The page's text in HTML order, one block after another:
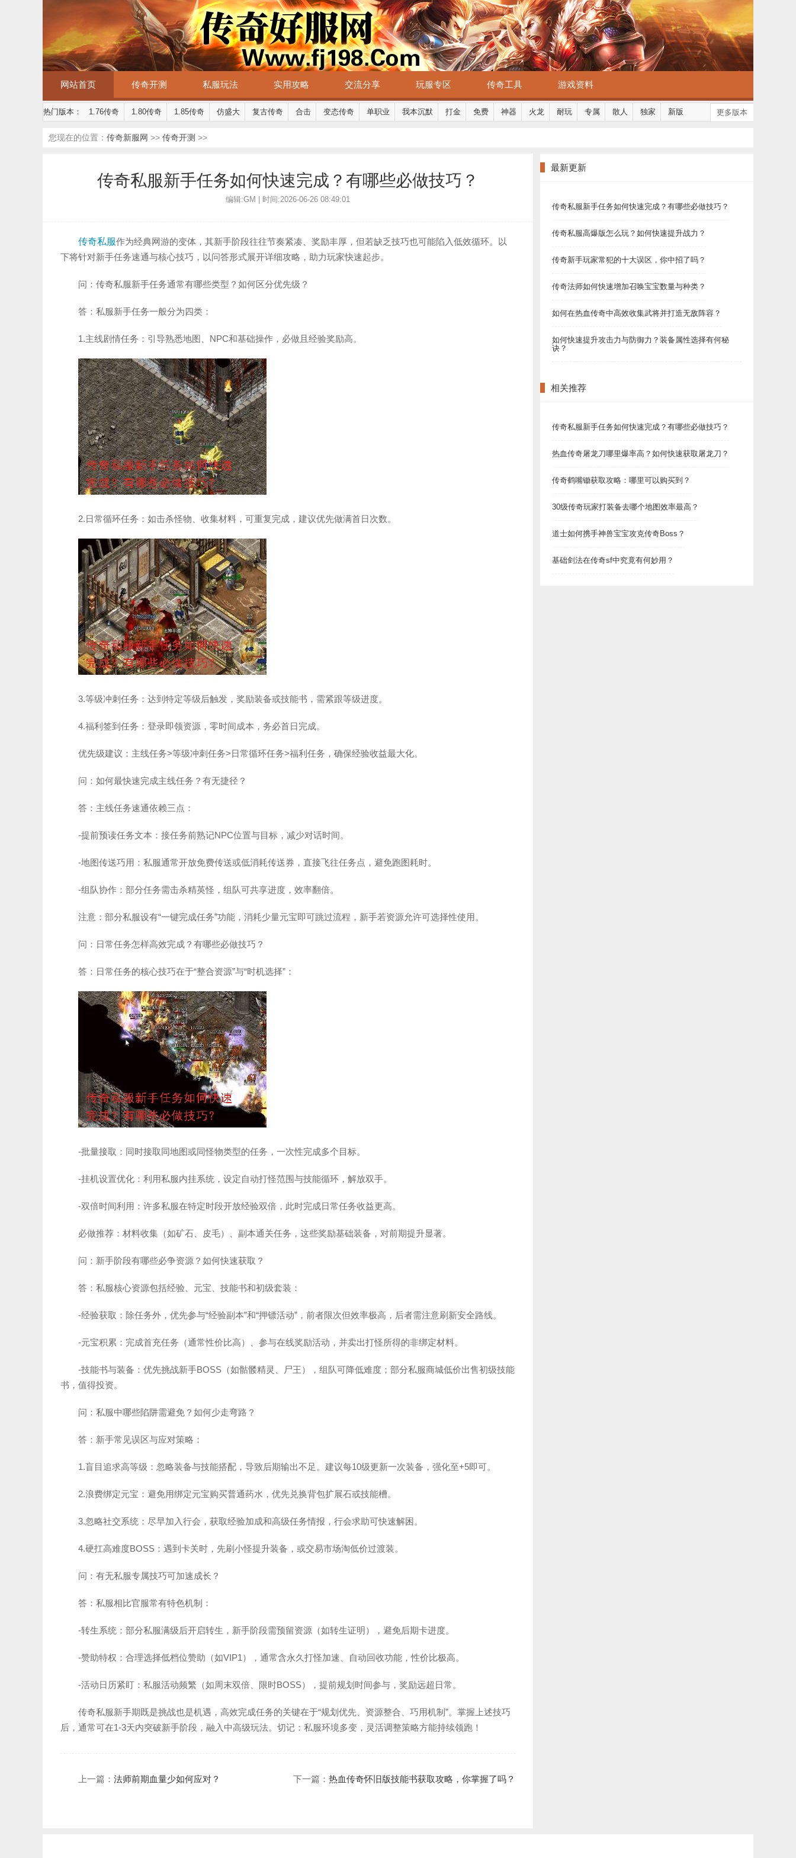
网站首页 传奇开测 私服玩法 实用攻略 交流分享 玩服专区 传奇工具 游戏资料
热门版本： 1.76传奇 1.80传奇 1.85传奇 仿盛大 复古传奇 合击 变态传奇 单职业 我本沉默 打金 免费 神器 火龙 耐玩 专属 散人 独家 新版 更多版本
您现在的位置： 传奇新服网 >> 传奇开测 >>
传奇私服新手任务如何快速完成？有哪些必做技巧？
编辑:GM | 时间:2026-06-26 08:49:01
传奇私服作为经典网游的变体，其新手阶段往往节奏紧凑、奖励丰厚，但若缺乏技巧也可能陷入低效循环。以
下将针对新手任务速通与核心技巧，以问答形式展开详细攻略，助力玩家快速起步。
问：传奇私服新手任务通常有哪些类型？如何区分优先级？
答：私服新手任务一般分为四类：
1.主线剧情任务：引导熟悉地图、NPC和基础操作，必做且经验奖励高。
2.日常循环任务：如击杀怪物、收集材料，可重复完成，建议优先做满首日次数。
3.等级冲刺任务：达到特定等级后触发，奖励装备或技能书，需紧跟等级进度。
4.福利签到任务：登录即领资源，零时间成本，务必首日完成。
优先级建议：主线任务>等级冲刺任务>日常循环任务>福利任务，确保经验收益最大化。
问：如何最快速完成主线任务？有无捷径？
答：主线任务速通依赖三点：
-提前预读任务文本：接任务前熟记NPC位置与目标，减少对话时间。
-地图传送巧用：私服通常开放免费传送或低消耗传送券，直接飞往任务点，避免跑图耗时。
-组队协作：部分任务需击杀精英怪，组队可共享进度，效率翻倍。
注意：部分私服设有“一键完成任务”功能，消耗少量元宝即可跳过流程，新手若资源允许可选择性使用。
问：日常任务怎样高效完成？有哪些必做技巧？
答：日常任务的核心技巧在于“整合资源”与“时机选择”：
-批量接取：同时接取同地图或同怪物类型的任务，一次性完成多个目标。
-挂机设置优化：利用私服内挂系统，设定自动打怪范围与技能循环，解放双手。
-双倍时间利用：许多私服在特定时段开放经验双倍，此时完成日常任务收益更高。
必做推荐：材料收集（如矿石、皮毛）、副本通关任务，这些奖励基础装备，对前期提升显著。
问：新手阶段有哪些必争资源？如何快速获取？
答：私服核心资源包括经验、元宝、技能书和初级套装：
-经验获取：除任务外，优先参与“经验副本”和“押镖活动”，前者限次但效率极高，后者需注意刷新安全路线。
-元宝积累：完成首充任务（通常性价比高）、参与在线奖励活动，并卖出打怪所得的非绑定材料。
-技能书与装备：优先挑战新手BOSS（如骷髅精灵、尸王），组队可降低难度；部分私服商城低价出售初级技能
书，值得投资。
问：私服中哪些陷阱需避免？如何少走弯路？
答：新手常见误区与应对策略：
1.盲目追求高等级：忽略装备与技能搭配，导致后期输出不足。建议每10级更新一次装备，强化至+5即可。
2.浪费绑定元宝：避免用绑定元宝购买普通药水，优先兑换背包扩展石或技能槽。
3.忽略社交系统：尽早加入行会，获取经验加成和高级任务情报，行会求助可快速解困。
4.硬扛高难度BOSS：遇到卡关时，先刷小怪提升装备，或交易市场淘低价过渡装。
问：有无私服专属技巧可加速成长？
答：私服相比官服常有特色机制：
-转生系统：部分私服满级后开启转生，新手阶段需预留资源（如转生证明），避免后期卡进度。
-赞助特权：合理选择低档位赞助（如VIP1），通常含永久打怪加速、自动回收功能，性价比极高。
-活动日历紧盯：私服活动频繁（如周末双倍、限时BOSS），提前规划时间参与，奖励远超日常。
传奇私服新手期既是挑战也是机遇，高效完成任务的关键在于“规划优先、资源整合、巧用机制”。掌握上述技巧
后，通常可在1-3天内突破新手阶段，融入中高级玩法。切记：私服环境多变，灵活调整策略方能持续领跑！
上一篇： 法师前期血量少如何应对？ 下一篇： 热血传奇怀旧版技能书获取攻略，你掌握了吗？
最新更新
传奇私服新手任务如何快速完成？有哪些必做技巧？
传奇私服高爆版怎么玩？如何快速提升战力？
传奇新手玩家常犯的十大误区，你中招了吗？
传奇法师如何快速增加召唤宝宝数量与种类？
如何在热血传奇中高效收集武将并打造无敌阵容？
如何快速提升攻击力与防御力？装备属性选择有何秘
诀？
相关推荐
传奇私服新手任务如何快速完成？有哪些必做技巧？
热血传奇屠龙刀哪里爆率高？如何快速获取屠龙刀？
传奇鹤嘴锄获取攻略：哪里可以购买到？
30级传奇玩家打装备去哪个地图效率最高？
道士如何携手神兽宝宝攻克传奇Boss？
基础剑法在传奇sf中究竟有何妙用？